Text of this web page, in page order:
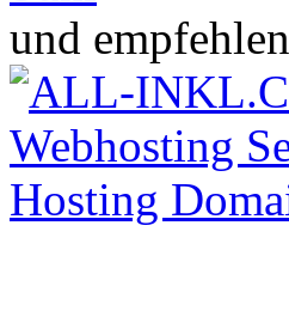
und empfehlen